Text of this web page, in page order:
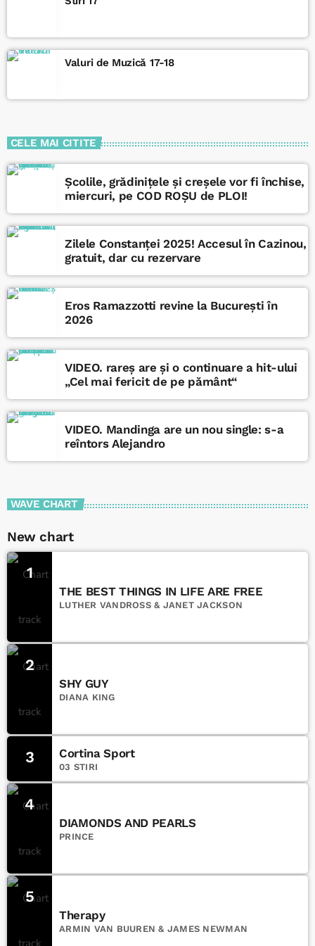
Valuri de Muzică 17-18
CELE MAI CITITE
Școlile, grădinițele și creșele vor fi închise,
miercuri, pe COD ROȘU de PLOI!
Zilele Constanței 2025! Accesul în Cazinou,
gratuit, dar cu rezervare
Eros Ramazzotti revine la București în
2026
VIDEO. rareș are și o continuare a hit-ului
„Cel mai fericit de pe pământ“
VIDEO. Mandinga are un nou single: s-a
reîntors Alejandro
WAVE CHART
New chart
1
THE BEST THINGS IN LIFE ARE FREE
LUTHER VANDROSS & JANET JACKSON
2
SHY GUY
DIANA KING
3 Cortina Sport
03 STIRI
4
DIAMONDS AND PEARLS
PRINCE
5
Therapy
ARMIN VAN BUUREN & JAMES NEWMAN